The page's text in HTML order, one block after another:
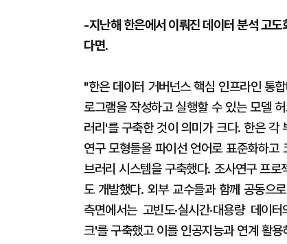
-지난해 한은에서 이뤄진 데이터 분석 고
다면.
"한은 데이터 거버넌스 핵심 인프라인
로그램을 작성하고 실행할 수 있는 모델
러리'를 구축한 것이 의미가 크다. 한은 각
연구 모형들을 파이선 언어로 표준화하고
브러리 시스템을 구축했다. 조사연구 프
도 개발했다. 외부 교수들과 함께 공동으
측면에서는 고빈도·실시간·대용량 데이
크'를 구축했고 이를 인공지능과 연계 활